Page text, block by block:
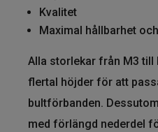
Kvalitet
Maximal hållbarhet
Alla storlekar från M3 till
flertal höjder för att
bultförbanden.
med förlängd nederdel